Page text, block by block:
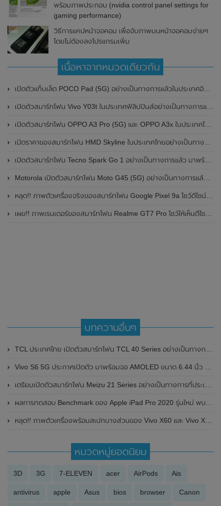
พร้อมภาพประกอบ (nvidia control panel settings for
gaming performance)
วิธีการแคปหน้าจอคอม เพื่อจับภาพบนหน้าจอคอมง่ายๆ
โดยไม่ต้องลงโปรแกรมเพิ่ม
เนื้อหาจากหมวดเดียวกัน
เปิดตัวแท็บเล็ต POCO Pad (5G) อย่างเป็นทางการแล้วในประเทศอินเดีย มาพร้อมชิปเซ็ต Snapdragon 7s Gen 2 ของ Qualcomm และรองรับเครือข่าย 5G
เปิดตัวสมาร์ทโฟน Vivo Y03t ในประเทศฟิลิปปินส์อย่างเป็นทางการแล้ว มาพร้อมชิปเซ็ต Unisoc T612 , กล้องหลัง ความละเอียด 13MP , แบตเตอรี่ 5,000mAh และหน้าจอแสดงผล LCD / 90Hz
เปิดตัวสมาร์ทโฟน OPPO A3 Pro (5G) และ OPPO A3x ในประเทศไทยอย่างเป็นทางการแล้ว ในราคาเริ่มต้นเพียง 3,999 บาท
เปิดราคาของสมาร์ทโฟน HMD Skyline ในประเทศไทยอย่างเป็นทางการแล้ว ราคา 14,990 บาท
เปิดตัวสมาร์ทโฟน Tecno Spark Go 1 อย่างเป็นทางการแล้ว มาพร้อมหน้าจอแสดงผล LCD / 120Hz , แบตเตอรี่ 5,000mAh และใช้ชิปเซ็ต Unisoc
Motorola เปิดตัวสมาร์ทโฟน Moto G45 (5G) อย่างเป็นทางการแล้วในอินเดีย
หลุด!! ภาพตัวเครื่องจริงของสมาร์ทโฟน Google Pixel 9a โชว์ดีไซน์ใหม่ กล้องหลังแบนราบ ไม่มีกรอบของกล้องแล้ว
เผย!! ภาพเรนเดอร์ของสมาร์ทโฟน Realme GT7 Pro โชว์ให้เห็นดีไซน์ใหม่ พร้อมเผยรายละเอียดสเปกที่สำคัญบางส่วน
บทความอื่นๆ
TCL ประเทศไทย เปิดตัวสมาร์ทโฟน TCL 40 Series อย่างเป็นทางการแล้ว ในราคาถูก สุดคุ้ม
Vivo S6 5G ประกาศเปิดตัว มาพร้อมจอ AMOLED ขนาด 6.44 นิ้ว และชิปเซ็ต Exynos 980
เตรียมเปิดตัวสมาร์ทโฟน Meizu 21 Series อย่างเป็นทางการที่ประเทศจีน ในวันที่ 30 พฤศจิกายน 2023 นี้
ผลการทดสอบ Benchmark ของ Apple iPad Pro 2020 รุ่นใหม่ พบว่า แรงต่างจากรุ่นเก่าปี 2018 ไม่มากนัก
หลุด!! ภาพตัวเครื่องพร้อมสเปกบางส่วนของ Vivo X60 และ Vivo X60 Pro มาพร้อมชิปเซ็ต Exynos 1080 และระบบปฏิบัติการ OriginOS แบบใหม่
หมวดหมู่ยอดนิยม
3D 3G 7-ELEVEN acer AirPods Ais
antivirus apple Asus bios browser Canon